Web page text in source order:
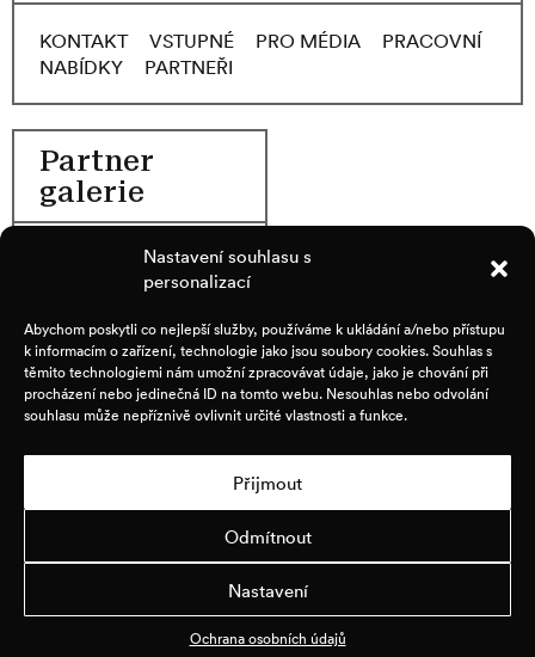
Nastavení souhlasu s
personalizací
Abychom poskytli co nejlepší služby, používáme k ukládání a/nebo přístupu
k informacím o zařízení, technologie jako jsou soubory cookies. Souhlas s
těmito technologiemi nám umožní zpracovávat údaje, jako je chování při
procházení nebo jedinečná ID na tomto webu. Nesouhlas nebo odvolání
souhlasu může nepříznivě ovlivnit určité vlastnosti a funkce.
Přijmout
Odmítnout
Nastavení
Ochrana osobních údajů
KONTAKT VSTUPNÉ PRO MÉDIA
PRACOVNÍ
NABÍDKY
PARTNEŘI
Partner
galerie
-Ochrana osobních údajů